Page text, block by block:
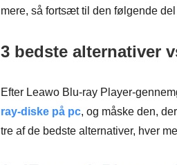
mere, så fortsæt til den følgende
3 bedste alternativer
Efter Leawo Blu-ray Player-
ray-diske på pc, og måske den,
tre af de bedste alternativer, hver